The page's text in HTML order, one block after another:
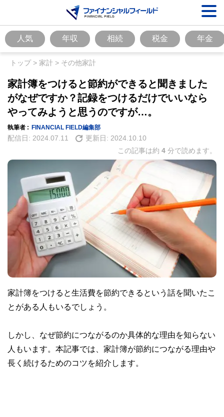
人気 年収 相続 税金 年金
トップ> 家計 > その他家計
家計簿をつけると節約ができると聞きました
がなぜですか？記録をつけるだけでいいなら
やってみようと思うのですが…。
執筆者 : FINANCIAL FIELD編集部
配信日: 2024.07.11 更新日: 2024.10.10
この記事は約 4 分で読めます。
家計簿をつけると生活費を節約できるという話を聞いたこ
とがある人もいるでしょう。
しかし、なぜ節約につながるのか具体的な理由を知らない
人もいます。本記事では、家計簿が節約につながる理由や
長く続けるためのコツを紹介します。